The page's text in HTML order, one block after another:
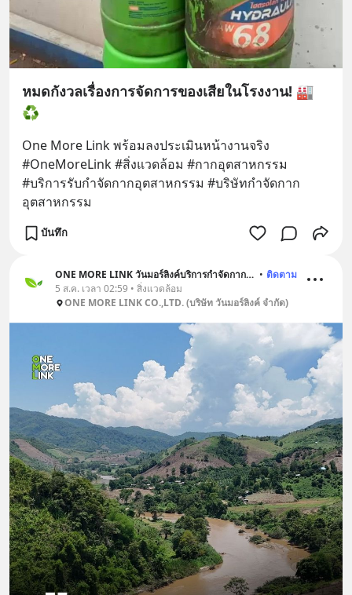
หมดกังวลเรื่องการจัดการของเสียในโรงงาน! 🏭
♻️
One More Link พร้อมลงประเมินหน้างานจริง
#OneMoreLink #สิ่งแวดล้อม #กากอุตสาหกรรม
#บริการรับกําจัดกากอุตสาหกรรม #บริษัทกำจัดกาก
อุตสาหกรรม
บันทึก
ONE MORE LINK วันมอร์ลิงค์บริการกำจัดกากอุตสาหกรรม • ติดตาม
5 ส.ค. เวลา 02:59 • สิ่งแวดล้อม
ONE MORE LINK CO.,LTD. (บริษัท วันมอร์ลิงค์ จำกัด)